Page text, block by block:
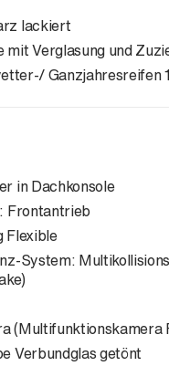
lackiert
mit Verglasung und
Ganzjahresreifen
in Dachkonsole
Frontantrieb
Flexible
System:
(Multifunktionskamera
Verbundglas getönt